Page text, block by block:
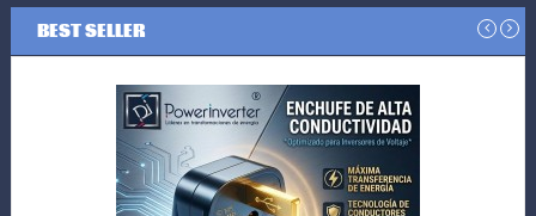
BEST SELLER